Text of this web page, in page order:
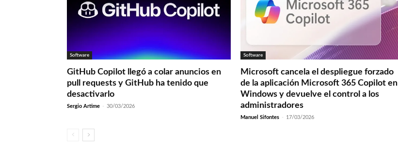
Software
GitHub Copilot llegó a colar anuncios en
pull requests y GitHub ha tenido que
desactivarlo
Sergio Artime - 30/03/2026
Software
Microsoft cancela el despliegue forzado
de la aplicación Microsoft 365 Copilot en
Windows y devuelve el control a los
administradores
Manuel Sifontes - 17/03/2026